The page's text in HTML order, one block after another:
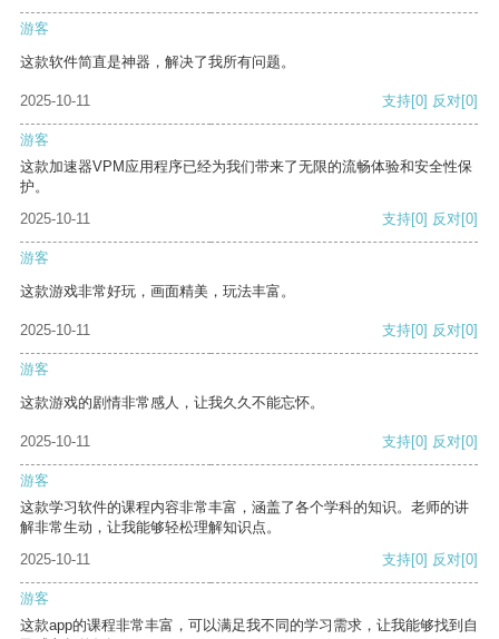
游客
这款软件简直是神器，解决了我所有问题。
2025-10-11 支持[0] 反对[0]
游客
这款加速器VPM应用程序已经为我们带来了无限的流畅体验和安全性保
护。
2025-10-11
支持[0] 反对[0]
游客
这款游戏非常好玩，画面精美，玩法丰富。
2025-10-11 支持[0] 反对[0]
游客
这款游戏的剧情非常感人，让我久久不能忘怀。
2025-10-11 支持[0] 反对[0]
游客
这款学习软件的课程内容非常丰富，涵盖了各个学科的知识。老师的讲
解非常生动，让我能够轻松理解知识点。
2025-10-11
支持[0] 反对[0]
游客
这款app的课程非常丰富，可以满足我不同的学习需求，让我能够找到自